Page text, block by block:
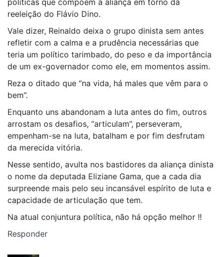
reeleição do Flávio Dino.
Vale dizer, Reinaldo deixa o grupo dinista sem antes
refletir com a calma e a prudência necessárias que
teria um político tarimbado, do peso e da importância
de um ex-governador como ele, em momentos assim.
Reza o ditado que “na vida, há males que vêm para o
bem”.
Enquanto uns abandonam a luta antes do fim, outros
arrostam os desafios, “articulam”, perseveram,
empenham-se na luta, batalham e por fim desfrutam
da merecida vitória.
Nesse sentido, avulta nos bastidores da aliança dinista
o nome da deputada Eliziane Gama, que a cada dia
surpreende mais pelo seu incansável espírito de luta e
capacidade de articulação que tem.
Na atual conjuntura política, não há opção melhor !!
Responder